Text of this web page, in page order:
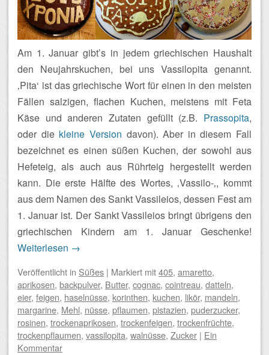
Am 1. Januar gibt’s in jedem griechischen Haushalt
den Neujahrskuchen, bei uns Vassilopita genannt.
‚Pita‘ ist das griechische Wort für einen in den meisten
Fällen salzigen, flachen Kuchen, meistens mit Feta
Käse und anderen Zutaten gefüllt (z.B. Prassopita,
oder die kleine Version davon). Aber in diesem Fall
bezeichnet es einen süßen Kuchen, der sowohl aus
Hefeteig, als auch aus Rührteig hergestellt werden
kann. Die erste Hälfte des Wortes, ‚Vassilo-‚, kommt
aus dem Namen des Sankt Vassileios, dessen Fest am
1. Januar ist. Der Sankt Vassileios bringt übrigens den
griechischen Kindern am 1. Januar Geschenke!
Weiterlesen →
Veröffentlicht in Süßes | Markiert mit405, amaretto,
aprikosen, backpulver, Butter, cognac, cointreau, datteln,
eier, feigen, haselnüsse, korinthen, kuchen, likör, mandeln,
margarine, Mehl, nüsse, pflaumen, pistazien, puderzucker,
rosinen, trockenaprikosen, trockenfeigen, trockenfrüchte,
trockenpflaumen, vassilopita, walnüsse, Zucker | Ein
Kommentar